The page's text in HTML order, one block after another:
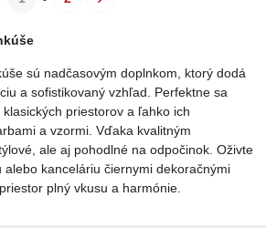
sú nadčasovým doplnkom, ktorý dodá
a sofistikovaný vzhľad. Perfektne sa
priestorov a ľahko ich
a vzormi. Vďaka kvalitným
ale aj pohodlné na odpočinok. Oživte
alebo kanceláriu čiernymi dekoračnými
plný vkusu a harmónie.